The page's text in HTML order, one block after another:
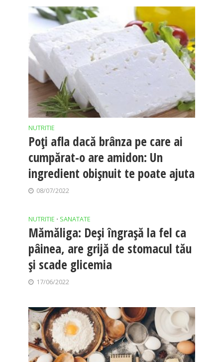
NUTRITIE
Poți afla dacă brânza pe care ai
cumpărat-o are amidon: Un
ingredient obișnuit te poate ajuta
08/07/2022
NUTRITIE • SANATATE
Mămăliga: Deși îngrașă la fel ca
pâinea, are grijă de stomacul tău
și scade glicemia
17/06/2022